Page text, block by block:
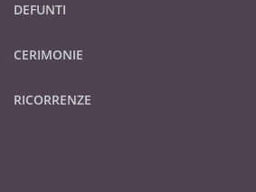
DEFUNTI
CERIMONIE
RICORRENZE